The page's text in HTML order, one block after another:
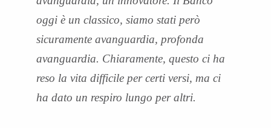
oggi è un classico, siamo stati però
sicuramente avanguardia, profonda
avanguardia. Chiaramente, questo ci ha
reso la vita difficile per certi versi, ma ci
ha dato un respiro lungo per altri.